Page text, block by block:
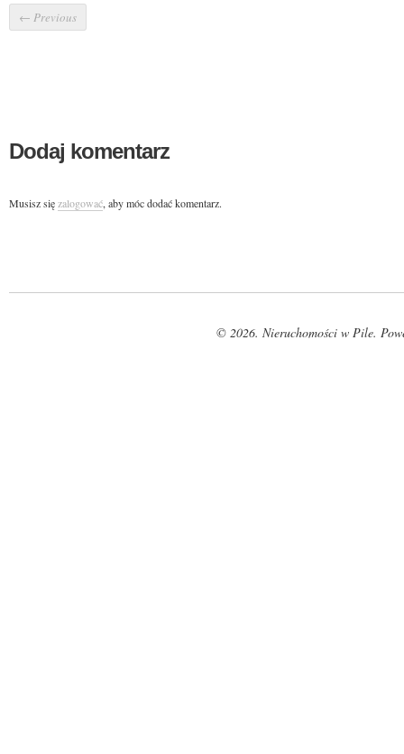
← Previous
Dodaj komentarz
Musisz sięzalogować, aby móc dodać komentarz.
© 2026. Nieruchomości w Pile.